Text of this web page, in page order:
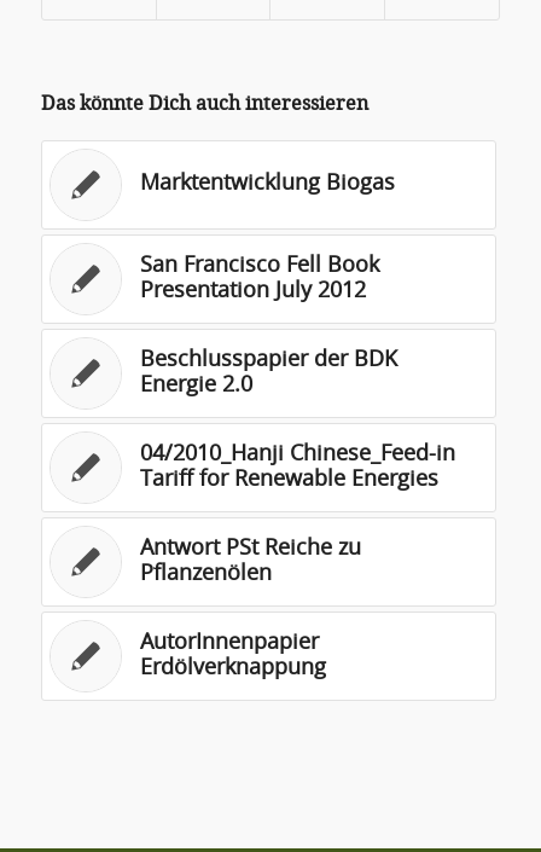
Das könnte Dich auch interessieren
Marktentwicklung Biogas
San Francisco Fell Book
Presentation July 2012
Beschlusspapier der BDK
Energie 2.0
04/2010_Hanji Chinese_Feed-in
Tariff for Renewable Energies
Antwort PSt Reiche zu
Pflanzenölen
AutorInnenpapier
Erdölverknappung